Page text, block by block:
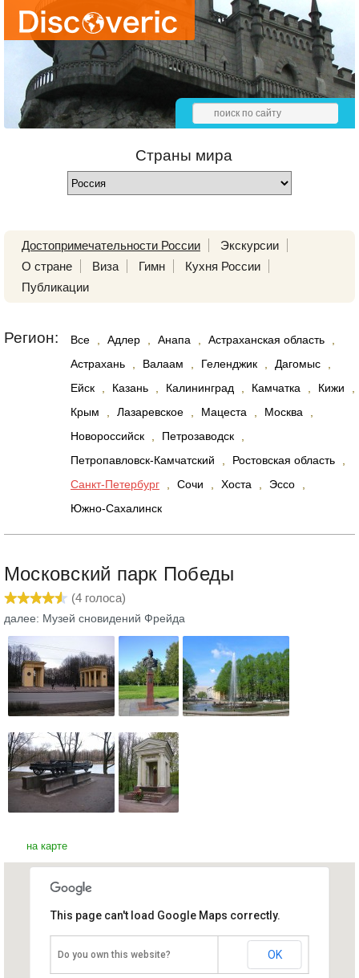
Страны мира
Достопримечательности России
Экскурсии
О стране
Виза Гимн
Кухня России
Публикации
Регион: Все Адлер Анапа Астраханская область
Астрахань
Валаам Геленджик Дагомыс
Ейск
Казань Калининград Камчатка Кижи
Крым
Лазаревское Мацеста Москва
Новороссийск
Петрозаводск
Петропавловск-Камчатский
Ростовская область
Санкт-Петербург
Сочи Хоста Эссо
Южно-Сахалинск
Московский парк Победы
(4 голоса)
далее: Музей сновидений Фрейда
на карте
Московский парк Победы
This page can't load Google Maps correctly.
Do you own this website? OK